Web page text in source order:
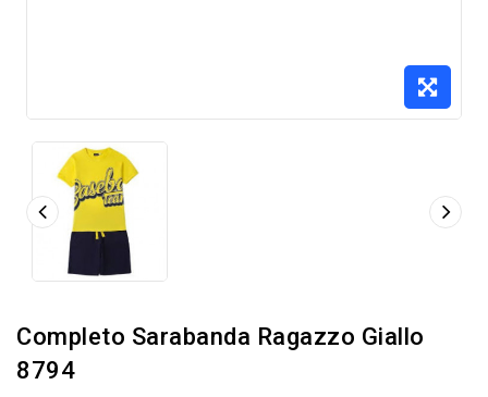
Completo Sarabanda Ragazzo Giallo
8794